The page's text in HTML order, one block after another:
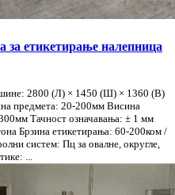
за етикетирање налепница
2800 (Л) × 1450 (Ш) × 1360 (В)
предмета: 20-200мм Висина
Тачност означавања: ± 1 мм
Брзина етикетирања: 60-200ком /
систем: Пц за овалне, округле,
...